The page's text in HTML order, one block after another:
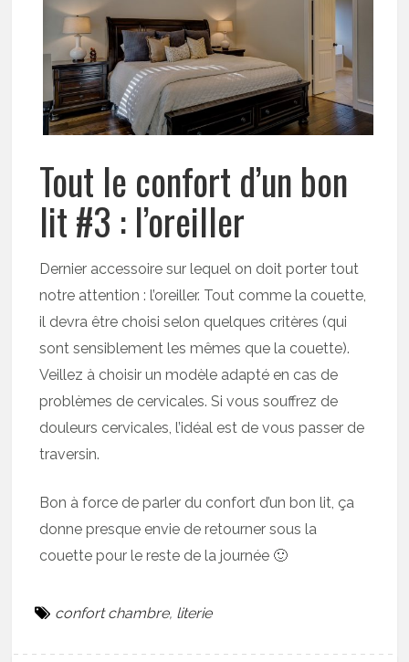
Tout le confort d’un bon
lit #3 : l’oreiller
Dernier accessoire sur lequel on doit porter tout
notre attention : l’oreiller. Tout comme la couette,
il devra être choisi selon quelques critères (qui
sont sensiblement les mêmes que la couette).
Veillez à choisir un modèle adapté en cas de
problèmes de cervicales. Si vous souffrez de
douleurs cervicales, l’idéal est de vous passer de
traversin.
Bon à force de parler du confort d’un bon lit, ça
donne presque envie de retourner sous la
couette pour le reste de la journée 🙂
confort chambre, literie